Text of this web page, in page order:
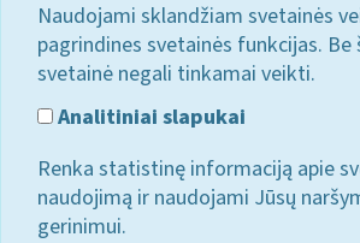
Naudojami sklandžiam svetainės
pagrindines svetainės funkcijas. Be
svetainė negali tinkamai veikti.
Analitiniai slapukai
Renka statistinę informaciją apie
naudojimą ir naudojami Jūsų
gerinimui.